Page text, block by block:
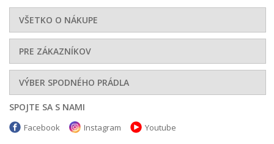
VŠETKO O NÁKUPE
PRE ZÁKAZNÍKOV
VÝBER SPODNÉHO PRÁDLA
SPOJTE SA S NAMI
Facebook Instagram Youtube